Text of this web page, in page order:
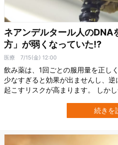
ネアンデルタール人のDNA
方」が弱くなっていた⁉︎
医療 7/15(金) 12:00
飲み薬は、1回ごとの服用量を正し
少なすぎると効果が出ませんし、
起こすリスクが高まります。 しか
その原因は、ネアンデルタール人
もしれません。 スウェーデン・カ
続きを